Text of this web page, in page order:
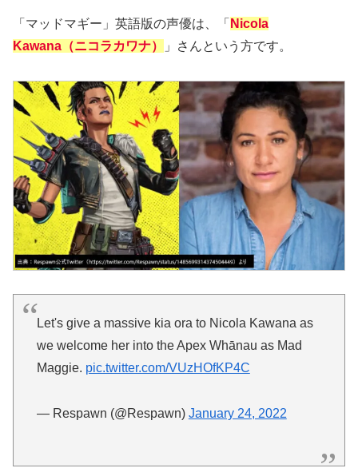
「マッドマギー」英語版の声優は、「 Nicola
Kawana（ニコラカワナ）
」さんという方です。
Let's give a massive kia ora to Nicola Kawana as
we welcome her into the Apex Whānau as Mad
Maggie. pic.twitter.com/VUzHOfKP4C
— Respawn (@Respawn) January 24, 2022